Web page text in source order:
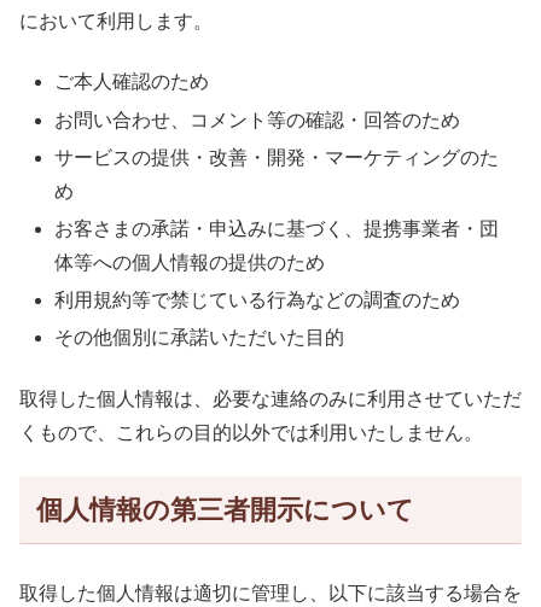
において利用します。
ご本人確認のため
お問い合わせ、コメント等の確認・回答のため
サービスの提供・改善・開発・マーケティングのた
め
お客さまの承諾・申込みに基づく、提携事業者・団
体等への個人情報の提供のため
利用規約等で禁じている行為などの調査のため
その他個別に承諾いただいた目的
取得した個人情報は、必要な連絡のみに利用させていただ
くもので、これらの目的以外では利用いたしません。
個人情報の第三者開示について
取得した個人情報は適切に管理し、以下に該当する場合を